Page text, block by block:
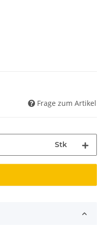
Frage zum Artikel
Stk